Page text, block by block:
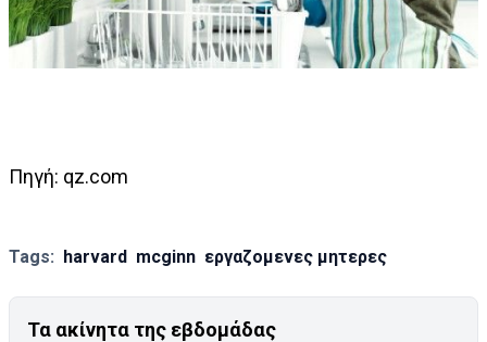
Πηγή: qz.com
Tags: harvard mcginn εργαζομενες μητερες
Τα ακίνητα της εβδομάδας